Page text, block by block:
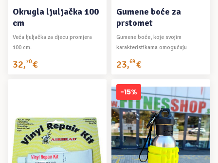
Okrugla ljuljačka 100
cm
Veća ljuljačka za djecu promjera
100 cm.
32,70€
Gumene boće za
prstomet
Gumene boće, koje svojim
karakteristikama omogućuju
precizna bacanja čak i ...
23,69€
DODAJ U KOŠARICU
-15%
DODAJ U KOŠARICU